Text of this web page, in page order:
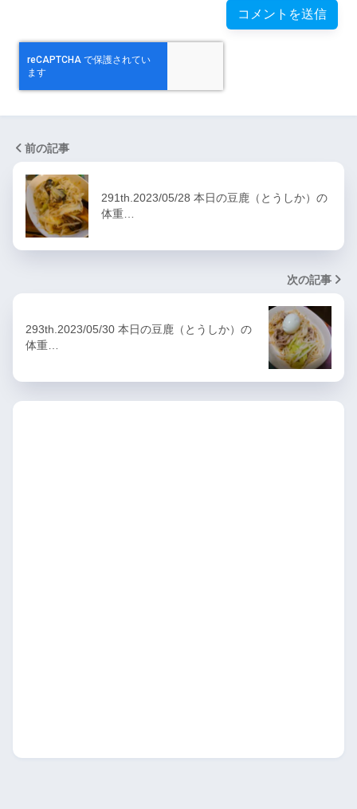
前の記事
291th.2023/05/28 本日の豆鹿（とうしか）の
体重…
次の記事
293th.2023/05/30 本日の豆鹿（とうしか）の
体重…